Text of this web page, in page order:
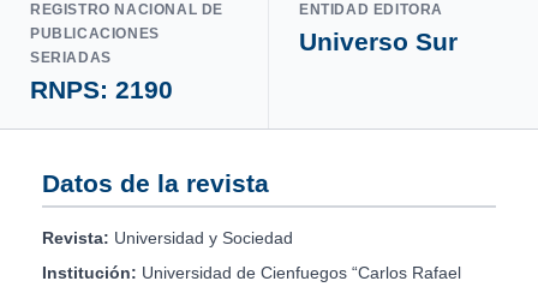
REGISTRO NACIONAL DE
PUBLICACIONES
SERIADAS
RNPS: 2190
ENTIDAD EDITORA
Universo Sur
Datos de la revista
Revista: Universidad y Sociedad
Institución: Universidad de Cienfuegos “Carlos Rafael